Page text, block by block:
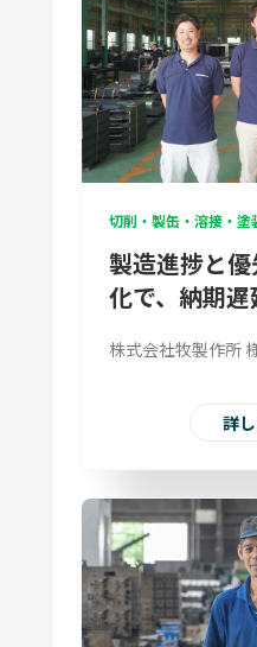
切削・製缶・溶接・塗
製造進捗と
化で、納期遅
株式会社牧製作所
詳